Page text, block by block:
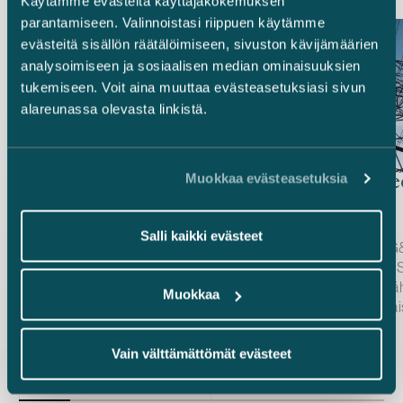
parantamiseen. Valinnoistasi riippuen käytämme
evästeitä sisällön räätälöimiseen, sivuston kävijämäärien
analysoimiseen ja sosiaalisen median ominaisuuksien
tukemiseen. Voit aina muuttaa evästeasetuksiasi sivun
alareunassa olevasta linkistä.
Muokkaa evästeasetuksia
Salli kaikki evästeet
Muokkaa
Vain välttämättömät evästeet
Ugly Duckling Ventures –
Skyforan 6,5 miljoonan euron
rahoituskierros
Duckling Venturesia Skyforan 6,5 miljoonan
euron rahoituskierroksella.
Sijoituskierrokseen osallistuivat myös
Eviny Ventures, LUMO Labs ja EIC Fund
sekä rahoittajana Business Finland. Sijoitus
kaupallista skaalaamista, kumppanuuksien
Julkaistu
10.6.2026
G&W
osto
Avustimme
suomalaisen
älykkäiden
nopeuttaa
Julkaistu
8.5.2026